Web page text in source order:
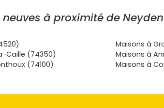
à proximité de
Maisons à
Caille (74350)
Maisons à
(74100)
Maisons à